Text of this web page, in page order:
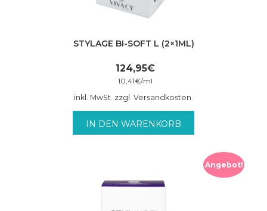
STYLAGE BI-SOFT L (2×1ML)
124,95€
10,41€/ml
inkl. MwSt. zzgl. Versandkosten.
IN DEN WARENKORB
Angebot!